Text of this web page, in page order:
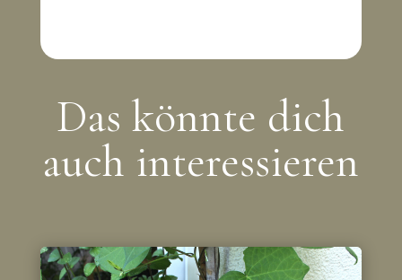
Das könnte dich
auch interessieren